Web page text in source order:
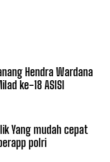
Hendra Wardana
ke-18 ASISI
Yang mudah cepat
polri